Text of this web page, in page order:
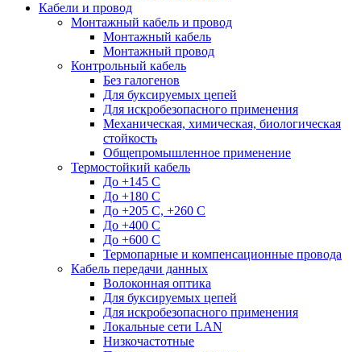
Кабели и провод
Монтажный кабель и провод
Монтажный кабель
Монтажный провод
Контрольный кабель
Без галогенов
Для буксируемых цепей
Для искробезопасного применения
Механическая, химическая, биологическая
стойкость
Общепромышленное применение
Термостойкий кабель
До +145 С
До +180 C
До +205 С, +260 С
До +400 C
До +600 С
Термопарные и компенсационные провода
Кабель передачи данных
Волоконная оптика
Для буксируемых цепей
Для искробезопасного применения
Локальные сети LAN
Низкочастотные